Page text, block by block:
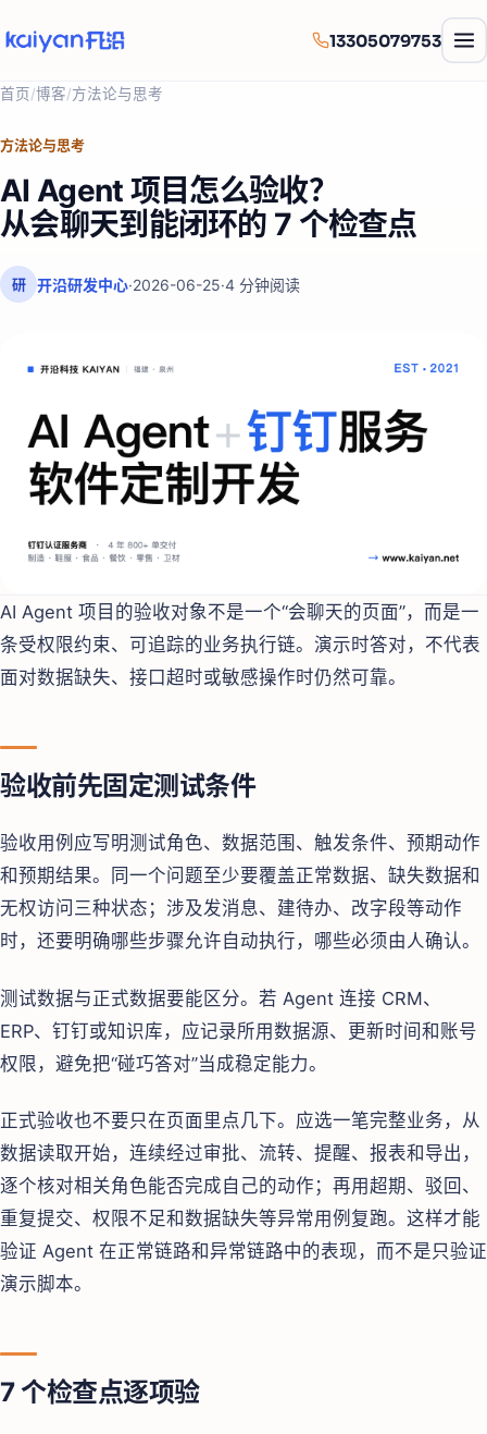
13305079753
首页/博客/方法论与思考
方法论与思考
AI Agent 项目怎么验收？
从会聊天到能闭环的 7 个检查点
研 开沿研发中心·2026-06-25·4 分钟阅读
AI Agent 项目的验收对象不是一个“会聊天的页面”，而是一
条受权限约束、可追踪的业务执行链。演示时答对，不代表
面对数据缺失、接口超时或敏感操作时仍然可靠。
验收前先固定测试条件
验收用例应写明测试角色、数据范围、触发条件、预期动作
和预期结果。同一个问题至少要覆盖正常数据、缺失数据和
无权访问三种状态；涉及发消息、建待办、改字段等动作
时，还要明确哪些步骤允许自动执行，哪些必须由人确认。
测试数据与正式数据要能区分。若 Agent 连接 CRM、
ERP、钉钉或知识库，应记录所用数据源、更新时间和账号
权限，避免把“碰巧答对”当成稳定能力。
正式验收也不要只在页面里点几下。应选一笔完整业务，从
数据读取开始，连续经过审批、流转、提醒、报表和导出，
逐个核对相关角色能否完成自己的动作；再用超期、驳回、
重复提交、权限不足和数据缺失等异常用例复跑。这样才能
验证 Agent 在正常链路和异常链路中的表现，而不是只验证
演示脚本。
7 个检查点逐项验